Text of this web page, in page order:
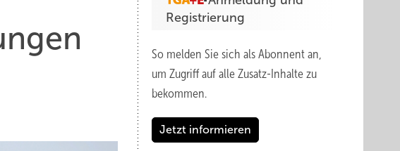
Registrierung
So melden Sie sich als Abonnent an,
um Zugriff auf alle Zusatz-Inhalte zu
bekommen.
Jetzt informieren